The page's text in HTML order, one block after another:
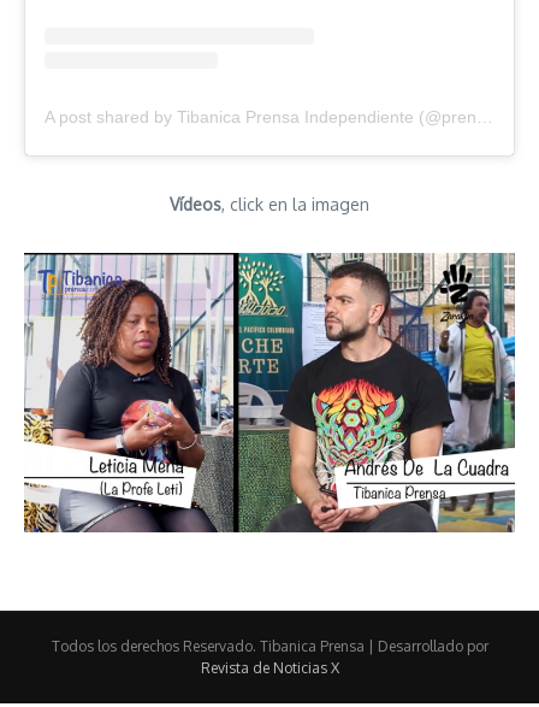
A post shared by Tibanica Prensa Independiente (@prensatibanica)
Vídeos, click en la imagen
Todos los derechos Reservado. Tibanica Prensa | Desarrollado por
Revista de Noticias X